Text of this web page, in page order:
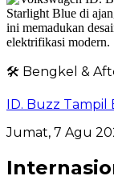
🛠️ Bengkel &
ID. Buzz Tampil
Jumat, 7 Agu